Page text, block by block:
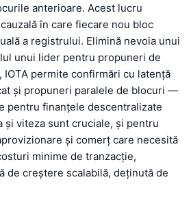
anterioare. Acest lucru
în care fiecare nou bloc
a registrului. Elimină nevoia unui
unui lider pentru propuneri de
permite confirmări cu latență
și propuneri paralele de blocuri —
pentru finanțele descentralizate
și viteza sunt cruciale, și pentru
și comerț care necesită
minime de tranzacție,
de creștere scalabilă, deținută de